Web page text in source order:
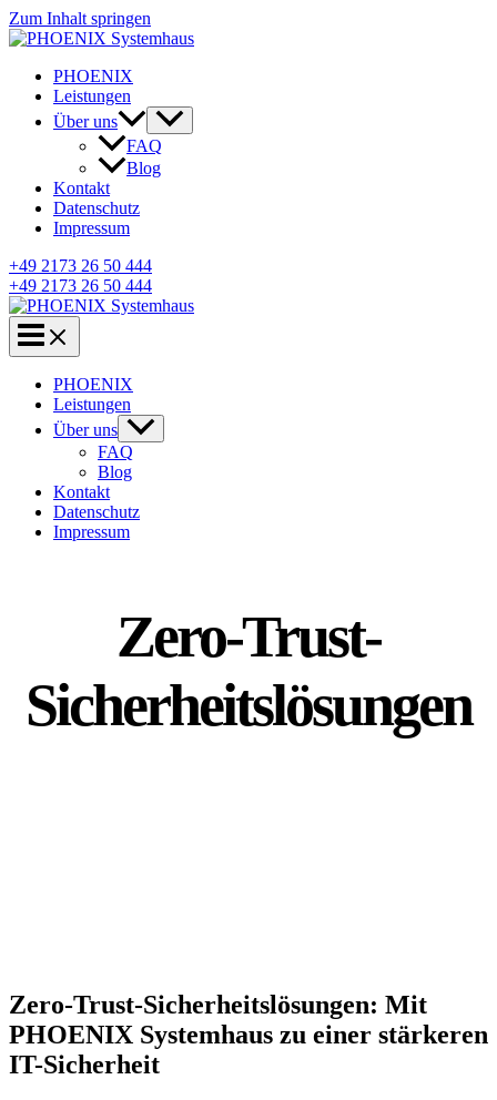
Zum Inhalt springen
PHOENIX
Leistungen
Über uns
FAQ
Blog
Kontakt
Datenschutz
Impressum
+49 2173 26 50 444
+49 2173 26 50 444
PHOENIX
Leistungen
Über uns
FAQ
Blog
Kontakt
Datenschutz
Impressum
Zero-Trust-
Sicherheitslösungen
Zero-Trust-Sicherheitslösungen: Mit
PHOENIX Systemhaus zu einer stärkeren
IT-Sicherheit